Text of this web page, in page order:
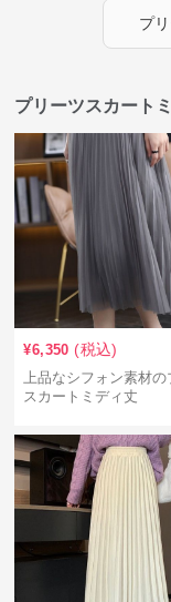
プ
プリーツスカート
¥6,350 (税込)
上品なシフォン素材
スカートミディ丈